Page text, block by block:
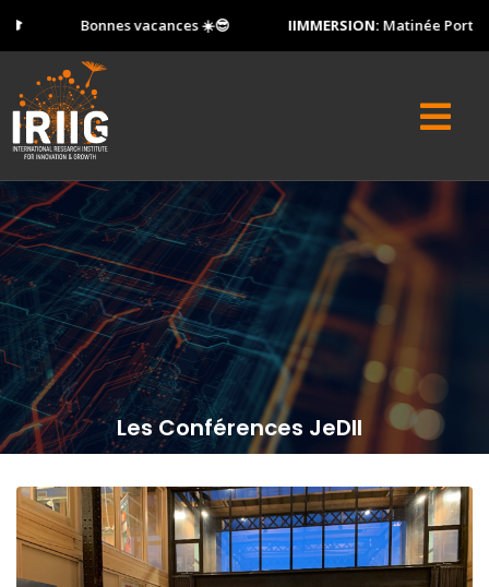
Bonnes vacances ☀️😎 IIMMERSION:Matinée Portes
Les Conférences JeDII